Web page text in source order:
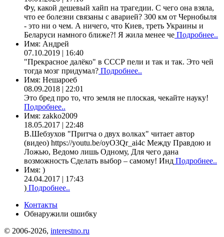
Фу, какой дешевый хайп на трагедии. С чего она взяла,
что ее болезни связаны с аварией? 300 км от Чернобыля
- это ни о чем. А ничего, что Киев, треть Украины и
Беларуси намного ближе?! Я жила менее че Подробнее..
Имя: Андрей
07.10.2019 | 16:40
"Прекрасное далёко" в СССР пели и так и так. Это чей
тогда мозг придумал? Подробнее..
Имя: Нешароеб
08.09.2018 | 22:01
Это бред про то, что земля не плоская, чекайте науку!
Подробнее..
Имя: zakko2009
18.05.2017 | 22:48
В.Шебзухов "Притча о двух волках" читает автор
(видео) https://youtu.be/oyO3Qr_ai4c Между Правдою и
Ложью, Ведомо лишь Одному, Для чего дана
возможность Сделать выбор – самому! Инд Подробнее..
Имя: )
24.04.2017 | 17:43
) Подробнее..
Контакты
Обнаружили ошибку
© 2006-2026, interestno.ru